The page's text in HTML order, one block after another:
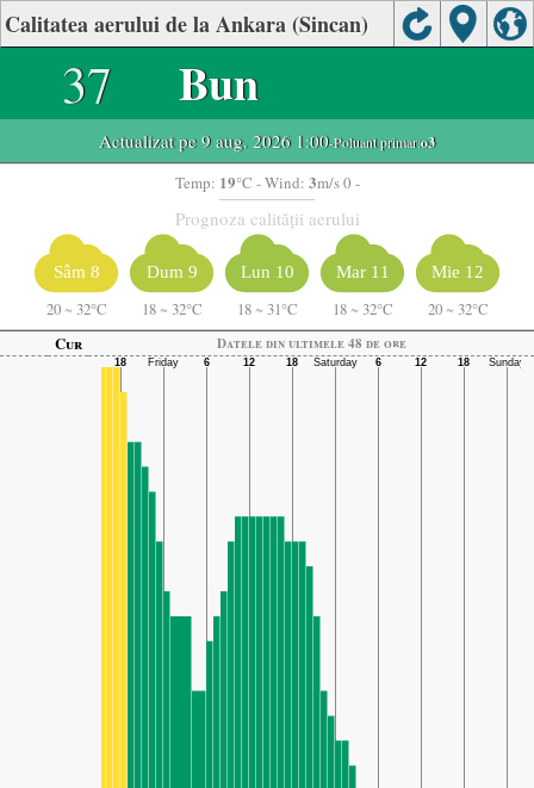
Calitatea aerului de la Ankara (Sincan)
37 Bun
Actualizat pe 9 aug. 2026 1:00-Poluant primar:o3
Temp: 19°C - Wind: 3m/s 0 -
Prognoza calității aerului
Sâm 8
20 ~ 32°C
Dum 9
18 ~ 32°C
Lun 10
18 ~ 31°C
Mar 11
18 ~ 32°C
Mie 12
20 ~ 32°C
Cur
Datele din ultimele 48 de ore